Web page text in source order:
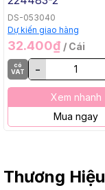
DS-053040
Dự kiến giao hàng
32.400₫ / Cái
có
VAT
-
Xem nhanh
Mua ngay
Thương Hiệu